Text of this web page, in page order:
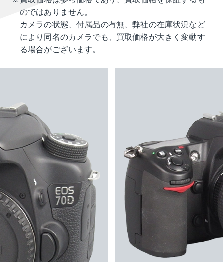
のではありません。
カメラの状態、付属品の有無、弊社の在庫状況など
により同名のカメラでも、買取価格が大きく変動す
る場合がございます。